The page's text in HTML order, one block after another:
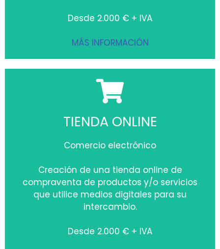
Desde 2.000 € + IVA
MÁS INFORMACIÓN
TIENDA ONLINE
Comercio electrónico
Creación de una tienda online de
compraventa de productos y/o servicios
que utilice medios digitales para su
intercambio.
Desde 2.000 € + IVA